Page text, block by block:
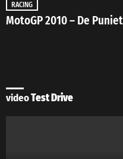
RACING
MotoGP 2010 – De
videoTest Drive